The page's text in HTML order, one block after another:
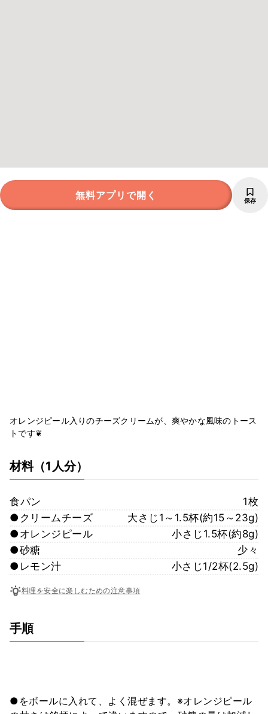
無料アプリで開く 保存
オレンジピール入りのチーズクリームが、爽やかな風味のトース
トです❦
材料（1人分）
食パン
1枚
●クリームチーズ
大さじ1～1.5杯(約15～23g)
●オレンジピール
小さじ1.5杯(約8g)
●砂糖
少々
●レモン汁
小さじ1/2杯(2.5g)
料理を安全に楽しむための注意事項
手順
●をボールに入れて、よく混ぜます。※オレンジピール